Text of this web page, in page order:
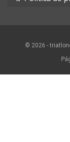
© 2026 -